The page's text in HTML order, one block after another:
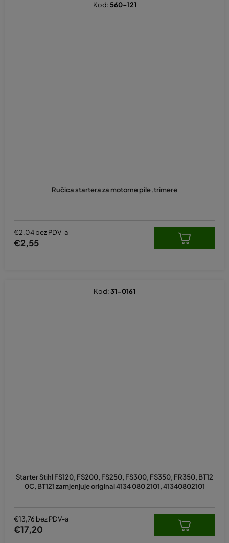
Ručica startera za motorne pile ,trimere
€2,04 bez PDV-a
€2,55
Kod: 560-121
Starter Stihl FS120, FS200, FS250, FS300, FS350, FR350, BT12
0C, BT121 zamjenjuje original 4134 080 2101, 41340802101
€13,76 bez PDV-a
€17,20
Kod:31-0161